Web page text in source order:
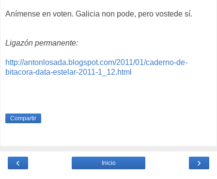
Anímense en voten. Galicia non pode, pero vostede sí.
Ligazón permanente:
http://antonlosada.blogspot.com/2011/01/caderno-de-
bitacora-data-estelar-2011-1_12.html
Compartir
‹ ›
Inicio